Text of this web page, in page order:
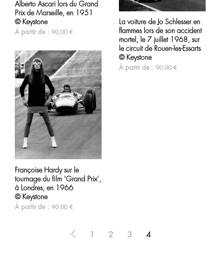
Ce
a
plusieurs
variations.
Les
options
peuvent
être
La voiture de Jo Schlesser en
flammes lors de son accident
mortel, le 7 juillet 1968, sur
le circuit de Rouen-les-Essarts
© Keystone
À partir de : 90,00 €
a
plusieurs
variations.
Les
options
être
choisies
sur
la
page
du
produit
Alberto Ascari lors du Grand
Prix de Marseille, en 1951
© Keystone
À partir de : 90,00 €
Ce
a
plusieurs
variations.
Les
options
peuvent
Françoise Hardy sur le
tournage du film ‘Grand Prix’,
à Londres, en 1966
© Keystone
À partir de : 90,00 €
1 2 3 4